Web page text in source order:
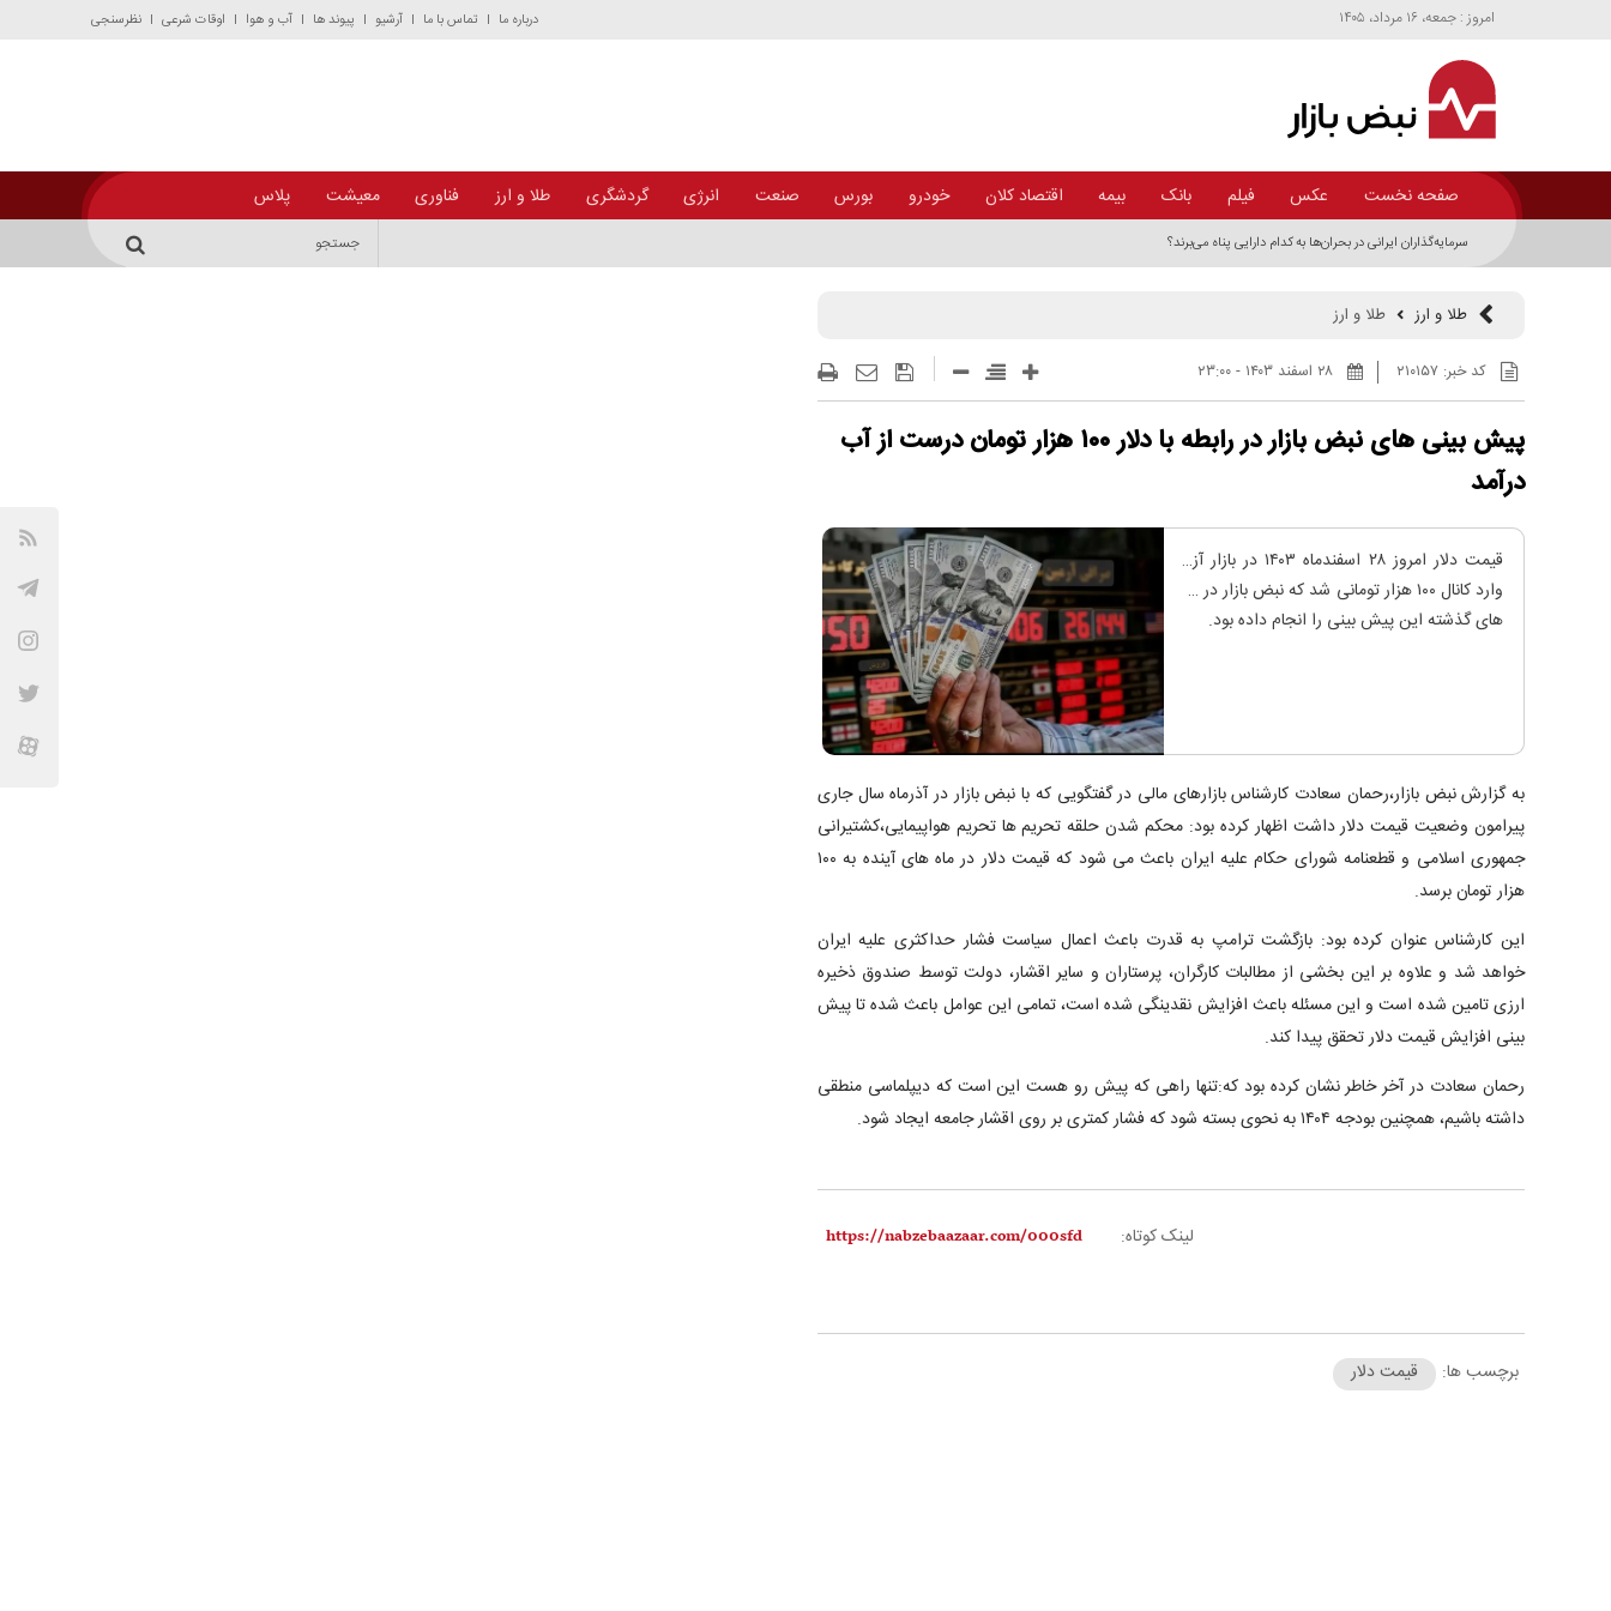
امروز : جمعه، ۱۶ مرداد، ۱۴۰۵ درباره ما تماس با ما آرشیو پیوند ها آب و هوا اوقات شرعی نظرسنجی
صفحه نخست عکس فیلم بانک بیمه اقتصاد کلان خودرو بورس صنعت انرژی گردشگری طلا و ارز فناوری معیشت پلاس
سرمایه‌گذاران ایرانی در بحران‌ها به کدام دارایی پناه می‌برند؟
طلا و ارز طلا و ارز
کد خبر:۲۱۰۱۵۷ ۲۸ اسفند ۱۴۰۳ - ۲۳:۰۰
پیش بینی های نبض بازار در رابطه با دلار ۱۰۰ هزار تومان درست از آب
درآمد
قیمت دلار امروز ۲۸ اسفندماه ۱۴۰۳ در بازار آزاد
وارد کانال ۱۰۰ هزار تومانی شد که نبض بازار در ماه
های گذشته این پیش بینی را انجام داده بود.
به گزارش نبض بازار،رحمان سعادت کارشناس بازارهای مالی در گفتگویی که با نبض بازار در آذرماه سال جاری
پیرامون وضعیت قیمت دلار داشت اظهار کرده بود: محکم شدن حلقه تحریم ها تحریم هواپیمایی،کشتیرانی
جمهوری اسلامی و قطعنامه شورای حکام علیه ایران باعث می شود که قیمت دلار در ماه های آینده به ۱۰۰
هزار تومان برسد.
این کارشناس عنوان کرده بود: بازگشت ترامپ به قدرت باعث اعمال سیاست فشار حداکثری علیه ایران
خواهد شد و علاوه بر این بخشی از مطالبات کارگران، پرستاران و سایر اقشار، دولت توسط صندوق ذخیره
ارزی تامین شده است و این مسئله باعث افزایش نقدینگی شده است، تمامی این عوامل باعث شده تا پیش
بینی افزایش قیمت دلار تحقق پیدا کند.
رحمان سعادت در آخر خاطر نشان کرده بود که:تنها راهی که پیش رو هست این است که دیپلماسی منطقی
داشته باشیم، همچنین بودجه ۱۴۰۴ به نحوی بسته شود که فشار کمتری بر روی اقشار جامعه ایجاد شود.
لینک کوتاه:
برچسب ها: قیمت دلار